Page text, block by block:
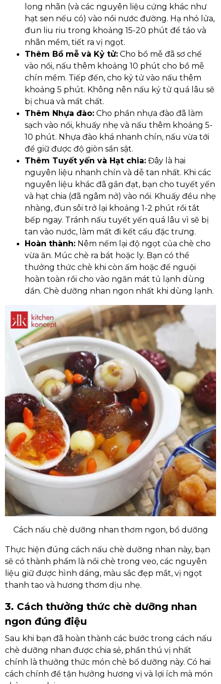
long nhãn (và các nguyên liệu cứng khác như
hạt sen nếu có) vào nồi nước đường. Hạ nhỏ lửa,
đun liu riu trong khoảng 15-20 phút để táo và
nhãn mềm, tiết ra vị ngọt.
Thêm Bồ mễ và Kỷ tử: Cho bồ mễ đã sơ chế
vào nồi, nấu thêm khoảng 10 phút cho bồ mễ
chín mềm. Tiếp đến, cho kỷ tử vào nấu thêm
khoảng 5 phút. Không nên nấu kỷ tử quá lâu sẽ
bị chua và mất chất.
Thêm Nhựa đào: Cho phần nhựa đào đã làm
sạch vào nồi, khuấy nhẹ và nấu thêm khoảng 5-
10 phút. Nhựa đào khá nhanh chín, nấu vừa tới
để giữ được độ giòn sần sật.
Thêm Tuyết yến và Hạt chia: Đây là hai
nguyên liệu nhanh chín và dễ tan nhất. Khi các
nguyên liệu khác đã gần đạt, bạn cho tuyết yến
và hạt chia (đã ngâm nở) vào nồi. Khuấy đều nhẹ
nhàng, đun sôi trở lại khoảng 1-2 phút rồi tắt
bếp ngay. Tránh nấu tuyết yến quá lâu vì sẽ bị
tan vào nước, làm mất đi kết cấu đặc trưng.
Hoàn thành: Nêm nếm lại độ ngọt của chè cho
vừa ăn. Múc chè ra bát hoặc ly. Bạn có thể
thưởng thức chè khi còn ấm hoặc để nguội
hoàn toàn rồi cho vào ngăn mát tủ lạnh dùng
dần. Chè dưỡng nhan ngon nhất khi dùng lạnh.
Cách nấu chè dưỡng nhan thơm ngon, bổ dưỡng
Thực hiện đúng cách nấu chè dưỡng nhan này, bạn
sẽ có thành phẩm là nồi chè trong veo, các nguyên
liệu giữ được hình dáng, màu sắc đẹp mắt, vị ngọt
thanh tao và hương thơm dịu nhẹ.
3. Cách thưởng thức chè dưỡng nhan
ngon đúng điệu
Sau khi bạn đã hoàn thành các bước trong cách nấu
chè dưỡng nhan được chia sẻ, phần thú vị nhất
chính là thưởng thức món chè bổ dưỡng này. Có hai
cách chính để tận hưởng hương vị và lợi ích mà món